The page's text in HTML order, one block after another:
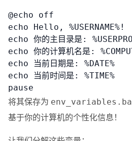
@echo off
echo Hello, %USERNAME%!
echo 你的主目录是:
echo 你的计算机名是:
echo 当前日期是: %DATE%
echo 当前时间是: %TIME%
pause
将其保存为
基于你的计算机的个性化信息！